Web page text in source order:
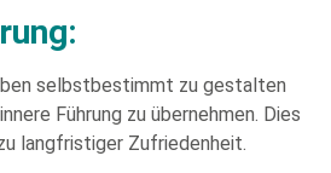
selbstbestimmt zu gestalten
Führung zu übernehmen. Dies
langfristiger Zufriedenheit.